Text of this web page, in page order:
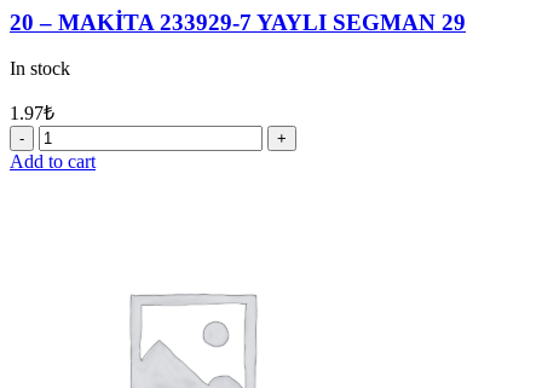
20 – MAKİTA 233929-7 YAYLI SEGMAN 29
In stock
1.97₺
20
-
Add to cart